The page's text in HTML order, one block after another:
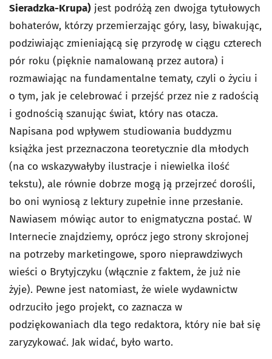
Sieradzka-Krupa) jest podróżą zen dwojga tytułowych
bohaterów, którzy przemierzając góry, lasy, biwakując,
podziwiając zmieniającą się przyrodę w ciągu czterech
pór roku (pięknie namalowaną przez autora) i
rozmawiając na fundamentalne tematy, czyli o życiu i
o tym, jak je celebrować i przejść przez nie z radością
i godnością szanując świat, który nas otacza.
Napisana pod wpływem studiowania buddyzmu
książka jest przeznaczona teoretycznie dla młodych
(na co wskazywałyby ilustracje i niewielka ilość
tekstu), ale równie dobrze mogą ją przejrzeć dorośli,
bo oni wyniosą z lektury zupełnie inne przesłanie.
Nawiasem mówiąc autor to enigmatyczna postać. W
Internecie znajdziemy, oprócz jego strony skrojonej
na potrzeby marketingowe, sporo nieprawdziwych
wieści o Brytyjczyku (włącznie z faktem, że już nie
żyje). Pewne jest natomiast, że wiele wydawnictw
odrzuciło jego projekt, co zaznacza w
podziękowaniach dla tego redaktora, który nie bał się
zaryzykować. Jak widać, było warto.